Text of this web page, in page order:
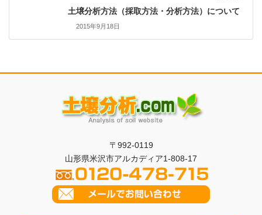
土壌分析方法（採取方法・分析方法）について
2015年9月18日
〒992-0119
山形県米沢市アルカディア1-808-17